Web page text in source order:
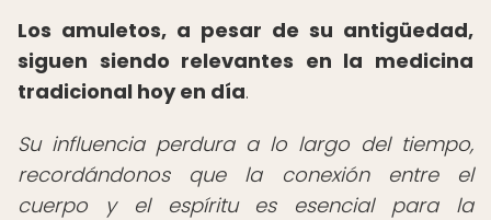
Los amuletos, a pesar de su antigüedad,
siguen siendo relevantes en la medicina
tradicional hoy en día.
Su influencia perdura a lo largo del tiempo,
recordándonos que la conexión entre el
cuerpo y el espíritu es esencial para la